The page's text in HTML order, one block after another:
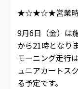
★☆★☆★営業時
9月6日（金）は
から21時となりま
モーニング走行
ュニアカートス
る予定です。